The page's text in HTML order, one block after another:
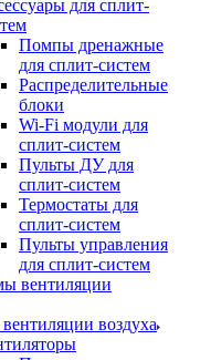
для сплит-
Помпы дренажные
для сплит-систем
Распределительные
блоки
Wi-Fi модули для
сплит-систем
Пульты ДУ для
сплит-систем
Термостаты для
сплит-систем
Пульты управления
для сплит-систем
воздуха